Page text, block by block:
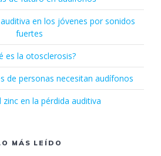
en los jóvenes por sonidos
fuertes
es la otosclerosis?
de personas necesitan audífonos
zinc en la pérdida auditiva
MÁS LEÍDO